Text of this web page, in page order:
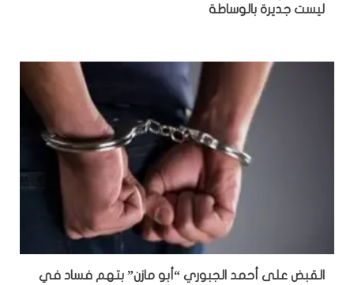
ليست جديرة بالوساطة
القبض على أحمد الجبوري “أبو مازن” بتهم فساد في